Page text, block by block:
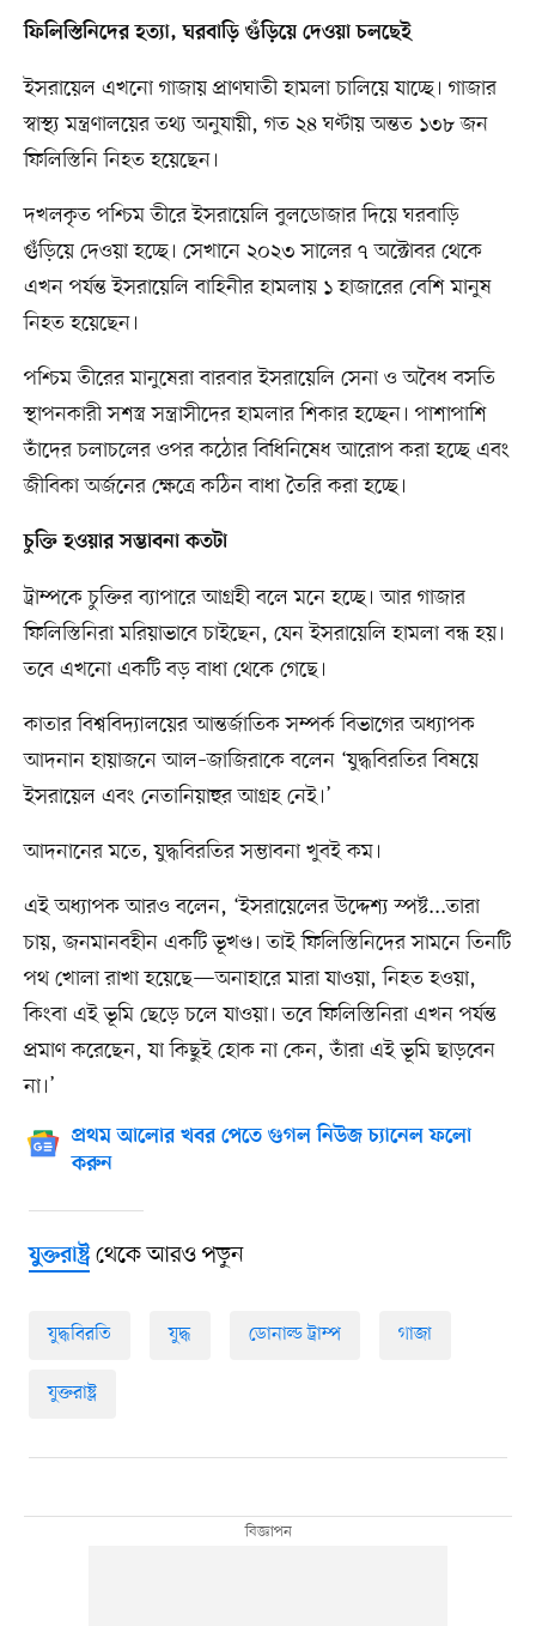
ফিলিস্তিনিদের হত্যা, ঘরবাড়ি গুঁড়িয়ে দেওয়া চলছেই
ইসরায়েল এখনো গাজায় প্রাণঘাতী হামলা চালিয়ে যাচ্ছে। গাজার
স্বাস্থ্য মন্ত্রণালয়ের তথ্য অনুযায়ী, গত ২৪ ঘণ্টায় অন্তত ১৩৮ জন
ফিলিস্তিনি নিহত হয়েছেন।
দখলকৃত পশ্চিম তীরে ইসরায়েলি বুলডোজার দিয়ে ঘরবাড়ি
গুঁড়িয়ে দেওয়া হচ্ছে। সেখানে ২০২৩ সালের ৭ অক্টোবর থেকে
এখন পর্যন্ত ইসরায়েলি বাহিনীর হামলায় ১ হাজারের বেশি মানুষ
নিহত হয়েছেন।
পশ্চিম তীরের মানুষেরা বারবার ইসরায়েলি সেনা ও অবৈধ বসতি
স্থাপনকারী সশস্ত্র সন্ত্রাসীদের হামলার শিকার হচ্ছেন। পাশাপাশি
তাঁদের চলাচলের ওপর কঠোর বিধিনিষেধ আরোপ করা হচ্ছে এবং
জীবিকা অর্জনের ক্ষেত্রে কঠিন বাধা তৈরি করা হচ্ছে।
চুক্তি হওয়ার সম্ভাবনা কতটা
ট্রাম্পকে চুক্তির ব্যাপারে আগ্রহী বলে মনে হচ্ছে। আর গাজার
ফিলিস্তিনিরা মরিয়াভাবে চাইছেন, যেন ইসরায়েলি হামলা বন্ধ হয়।
তবে এখনো একটি বড় বাধা থেকে গেছে।
কাতার বিশ্ববিদ্যালয়ের আন্তর্জাতিক সম্পর্ক বিভাগের অধ্যাপক
আদনান হায়াজনে আল–জাজিরাকে বলেন ‘যুদ্ধবিরতির বিষয়ে
ইসরায়েল এবং নেতানিয়াহুর আগ্রহ নেই।’
আদনানের মতে, যুদ্ধবিরতির সম্ভাবনা খুবই কম।
এই অধ্যাপক আরও বলেন, ‘ইসরায়েলের উদ্দেশ্য স্পষ্ট...তারা
চায়, জনমানবহীন একটি ভূখণ্ড। তাই ফিলিস্তিনিদের সামনে তিনটি
পথ খোলা রাখা হয়েছে—অনাহারে মারা যাওয়া, নিহত হওয়া,
কিংবা এই ভূমি ছেড়ে চলে যাওয়া। তবে ফিলিস্তিনিরা এখন পর্যন্ত
প্রমাণ করেছেন, যা কিছুই হোক না কেন, তাঁরা এই ভূমি ছাড়বেন
না।’
প্রথম আলোর খবর পেতে গুগল নিউজ চ্যানেল ফলো
করুন
যুক্তরাষ্ট্রথেকে আরও পড়ুন
যুদ্ধবিরতি যুদ্ধ ডোনাল্ড ট্রাম্প গাজা
যুক্তরাষ্ট্র